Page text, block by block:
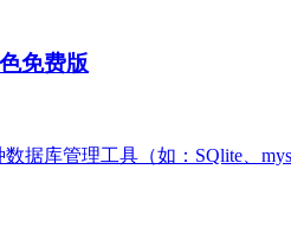
免费版
据库管理工具（如：SQlite、